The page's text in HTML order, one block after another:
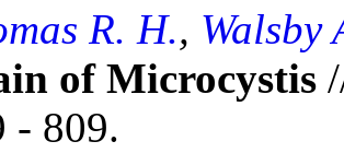
R. H., Walsby
of Microcystis
- 809.